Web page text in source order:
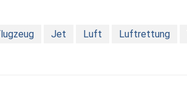
Jet Luft Luftrettung